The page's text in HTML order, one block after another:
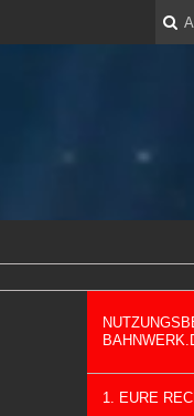
1. EURE